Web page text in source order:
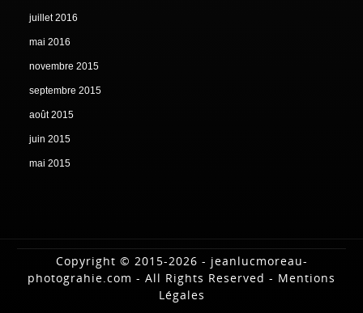
juillet 2016
mai 2016
novembre 2015
septembre 2015
août 2015
juin 2015
mai 2015
Copyright © 2015-2026 - jeanlucmoreau-
photograhie.com - All Rights Reserved - Mentions
Légales